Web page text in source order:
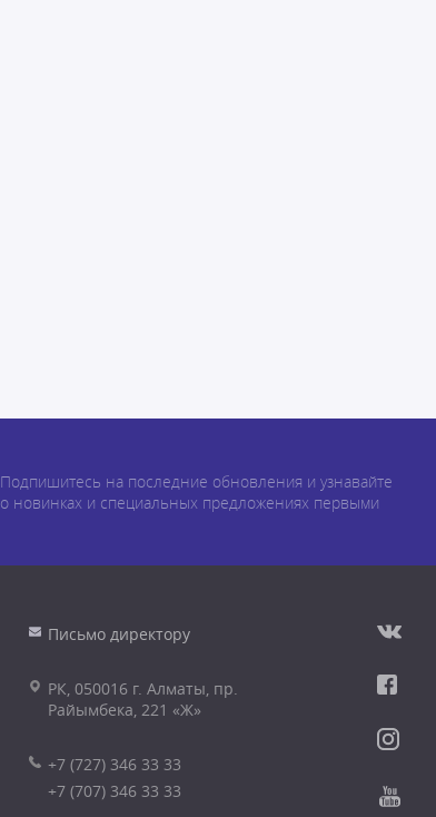
Подпишитесь на последние обновления и узнавайте
о новинках и специальных предложениях первыми
Письмо директору
РК, 050016 г. Алматы, пр.
Райымбека, 221 «Ж»
+7 (727) 346 33 33
+7 (707) 346 33 33